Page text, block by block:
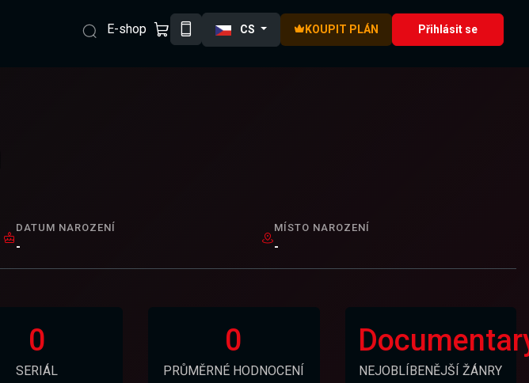
E-shop CS KOUPIT PLÁN Přihlásit se
DATUM NAROZENÍ
-
MÍSTO NAROZENÍ
-
0
SERIÁL
0
PRŮMĚRNÉ HODNOCENÍ NEJOBLÍBENĚJŠÍ ŽÁNRY